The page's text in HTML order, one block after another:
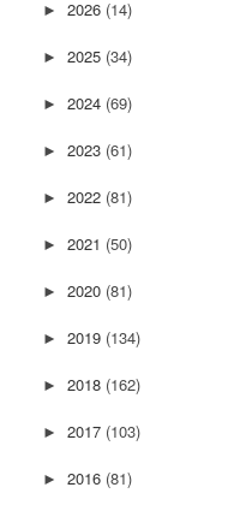
► 2026 (14)
► 2025 (34)
► 2024 (69)
► 2023 (61)
► 2022 (81)
► 2021 (50)
► 2020 (81)
► 2019 (134)
► 2018 (162)
► 2017 (103)
► 2016 (81)